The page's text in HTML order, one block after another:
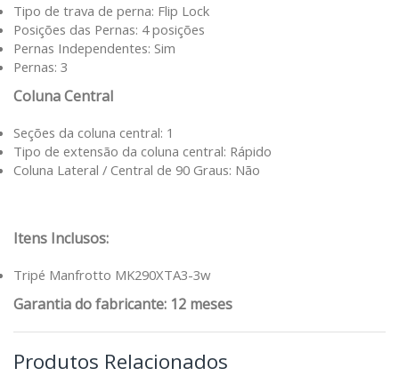
Tipo de trava de perna: Flip Lock
Posições das Pernas: 4 posições
Pernas Independentes: Sim
Pernas: 3
Coluna Central
Seções da coluna central: 1
Tipo de extensão da coluna central: Rápido
Coluna Lateral / Central de 90 Graus: Não
Itens Inclusos:
Tripé Manfrotto MK290XTA3-3w
Garantia do fabricante: 12 meses
Produtos Relacionados